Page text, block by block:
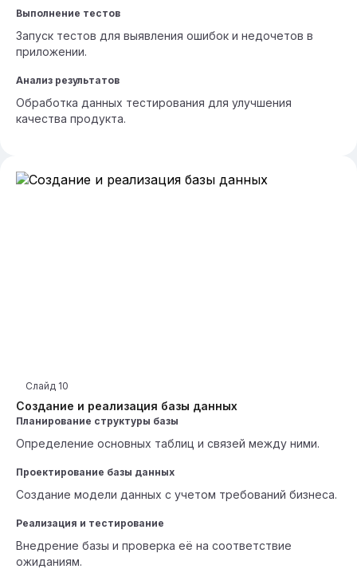
Выполнение тестов
Запуск тестов для выявления ошибок и недочетов в
приложении.
Анализ результатов
Обработка данных тестирования для улучшения
качества продукта.
Создание и реализация базы данных
Слайд 10
Планирование структуры базы
Определение основных таблиц и связей между ними.
Проектирование базы данных
Создание модели данных с учетом требований бизнеса.
Реализация и тестирование
Внедрение базы и проверка её на соответствие
ожиданиям.